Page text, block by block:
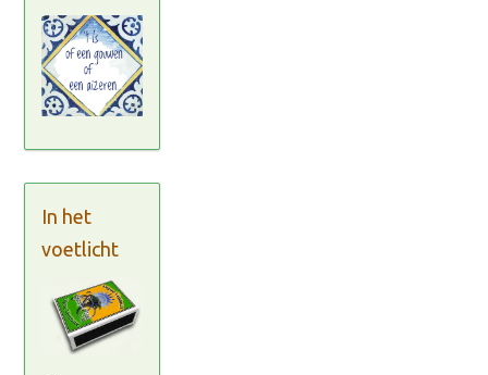
In het
voetlicht